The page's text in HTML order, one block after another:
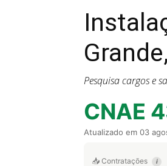
Pesquisa cargos e
CNAE
Atualizado em 03
📥 Contratações i